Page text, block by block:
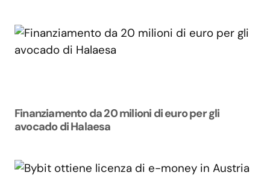
Finanziamento da 20 milioni di euro per gli
avocado di Halaesa